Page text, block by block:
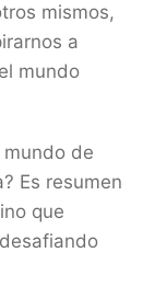
mismos,
a
mundo
de
Es resumen
que